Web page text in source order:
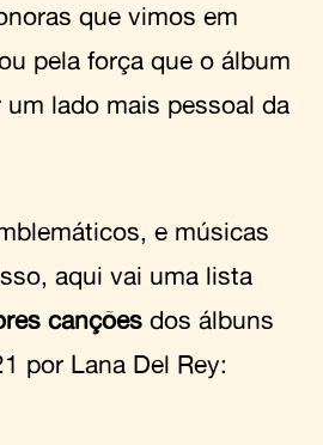
que vimos em
pela força que o álbum
lado mais pessoal da
e músicas
aqui vai uma lista
canções dos álbuns
por Lana Del Rey: